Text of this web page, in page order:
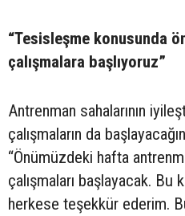
“Tesisleşme konusunda
çalışmalara başlıyoruz”
Antrenman sahalarının
çalışmaların da
“Önümüzdeki hafta
çalışmaları başlayacak. Bu
herkese teşekkür ederim.